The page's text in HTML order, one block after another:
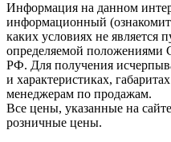
Информация на данном
информационный
каких условиях не является
определяемой положениями
РФ. Для получения
и характеристиках,
менеджерам по продажам.
Все цены, указанные на
розничные цены.